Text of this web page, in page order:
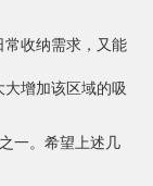
收纳需求，又能
增加该区域的吸
一。希望上述几